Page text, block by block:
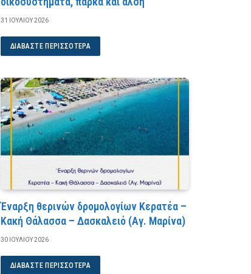
31 ΙΟΥΛΊΟΥ 2026
ΔΙΑΒΆΣΤΕ ΠΕΡΙΣΣΌΤΕΡΑ
Έναρξη θερινών δρομολογίων Κερατέα –
Κακή Θάλασσα – Δασκαλειό (Αγ. Μαρίνα)
30 ΙΟΥΛΊΟΥ 2026
ΔΙΑΒΆΣΤΕ ΠΕΡΙΣΣΌΤΕΡΑ